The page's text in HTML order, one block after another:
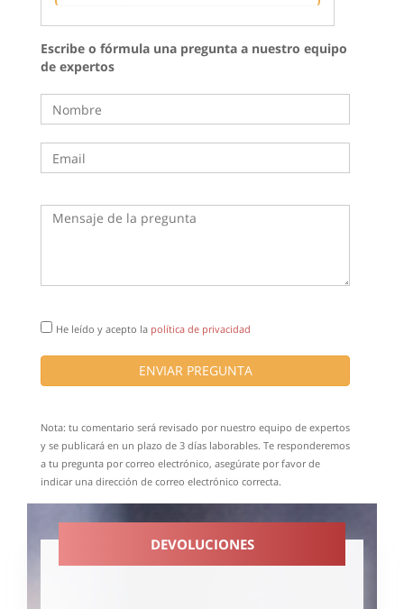
Escribe o fórmula una pregunta a nuestro equipo
de expertos
He leído y acepto la política de privacidad
ENVIAR PREGUNTA
Nota: tu comentario será revisado por nuestro equipo de expertos
y se publicará en un plazo de 3 días laborables. Te responderemos
a tu pregunta por correo electrónico, asegúrate por favor de
indicar una dirección de correo electrónico correcta.
DEVOLUCIONES